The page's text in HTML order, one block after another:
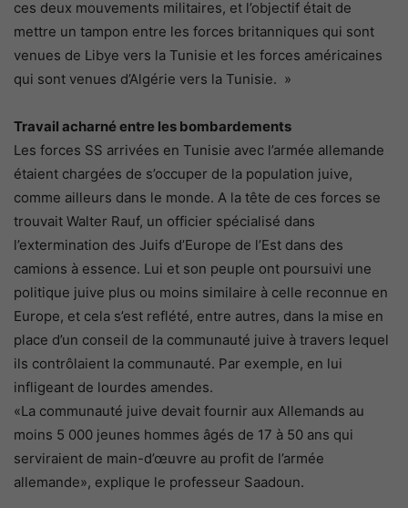
ces deux mouvements militaires, et l’objectif était de
mettre un tampon entre les forces britanniques qui sont
venues de Libye vers la Tunisie et les forces américaines
qui sont venues d’Algérie vers la Tunisie. »
Travail acharné entre les bombardements
Les forces SS arrivées en Tunisie avec l’armée allemande
étaient chargées de s’occuper de la population juive,
comme ailleurs dans le monde. A la tête de ces forces se
trouvait Walter Rauf, un officier spécialisé dans
l’extermination des Juifs d’Europe de l’Est dans des
camions à essence. Lui et son peuple ont poursuivi une
politique juive plus ou moins similaire à celle reconnue en
Europe, et cela s’est reflété, entre autres, dans la mise en
place d’un conseil de la communauté juive à travers lequel
ils contrôlaient la communauté. Par exemple, en lui
infligeant de lourdes amendes.
«La communauté juive devait fournir aux Allemands au
moins 5 000 jeunes hommes âgés de 17 à 50 ans qui
serviraient de main-d’œuvre au profit de l’armée
allemande», explique le professeur Saadoun.